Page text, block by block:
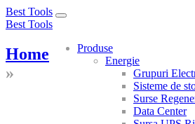
Best Tools
Toggle
Best Tools
Produse
Energie
Grupuri
Sisteme de
Surse
Data Center
Home
»